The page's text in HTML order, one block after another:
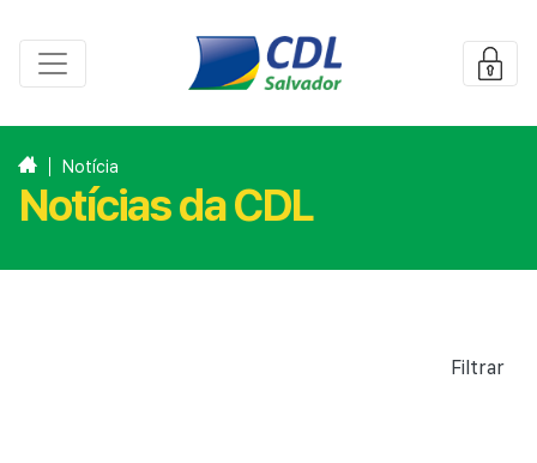
Notícia
Notícias da CDL
Filtrar